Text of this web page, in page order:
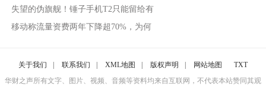
失望的伪旗舰！锤子手机T2只能留给有
移动称流量资费两年下降超70%，为何
关于我们 联系我们 XML地图 版权声明 网站地图
TXT
华财之声所有文字、图片、视频、音频等资料均来自互联网，不代表本站赞同其观